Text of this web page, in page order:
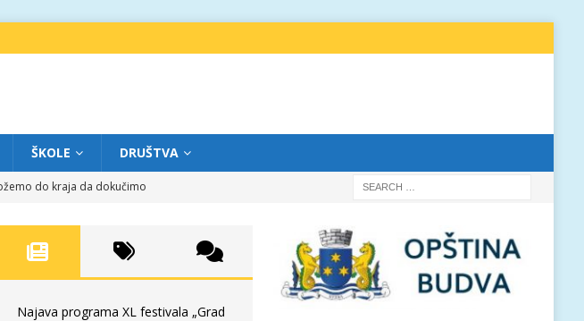
ŠKOLE DRUŠTVA
do kraja da dokučimo
FOKUS
Najava programa XL festivala „Grad